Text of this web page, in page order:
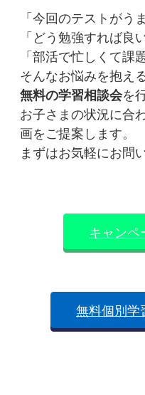
「今回のテストがう
「どう勉強すれば良
「部活で忙しくて課
そんなお悩みを抱え
無料の学習相談会を
お子さまの状況に合
画をご提案します。
まずはお気軽にお問
キャンペ
無料個別学